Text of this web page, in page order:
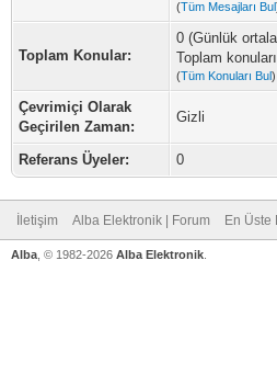
(Tüm Mesajları Bul
Toplam Konular:
0 (Günlük
Toplam
(Tüm Konuları Bul)
Çevrimiçi Olarak
Geçirilen Zaman:
Gizli
Referans Üyeler: 0
İletişim Alba Elektronik | Forum En Üste
Alba , © 1982-2026 Alba Elektronik